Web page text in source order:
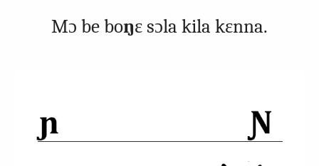
Mɔ be boŋɛ sɔla kila kɛnna.